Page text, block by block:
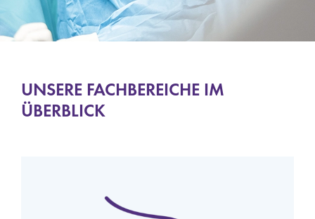
UNSERE FACHBEREICHE IM
ÜBERBLICK